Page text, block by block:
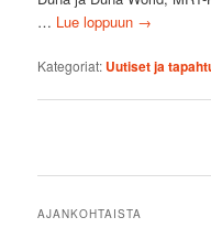
… Lue loppuun →
Kategoriat: Uutiset ja
AJANKOHTAISTA